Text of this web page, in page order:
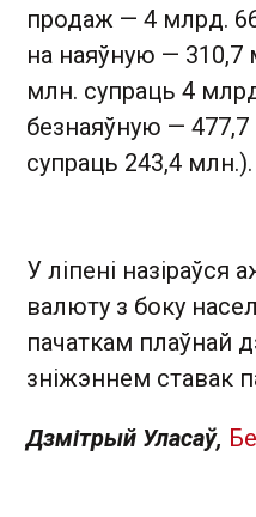
продаж — 4 млрд.
на наяўную — 310,7
млн. супраць 4
безнаяўную —
супраць 243,4 млн.).
У ліпені
валюту з боку
пачаткам плаўнай
зніжэннем ставак
Дзмітрый Уласаў,